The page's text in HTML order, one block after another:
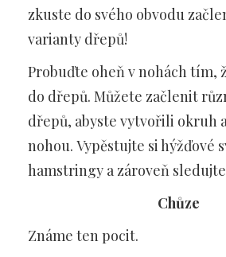
zkuste do svého obvodu
varianty dřepů!
Probuďte oheň v nohách tím,
do dřepů. Můžete začlenit
dřepů, abyste vytvořili okruh
nohou. Vypěstujte si hýžďové
hamstringy a zároveň
Chůze
Známe ten pocit.